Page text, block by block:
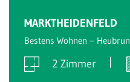
MARKTHEIDENFELD
Bestens Wohnen –
2 Zimmer